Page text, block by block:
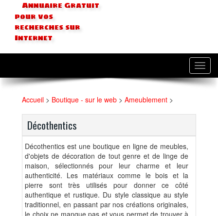
Annuaire Gratuit
pour vos
recherches sur
Internet
Accueil > Boutique - sur le web > Ameublement >
Décothentics
Décothentics est une boutique en ligne de meubles,
d'objets de décoration de tout genre et de linge de
maison, sélectionnés pour leur charme et leur
authenticité. Les matériaux comme le bois et la
pierre sont très utilisés pour donner ce côté
authentique et rustique. Du style classique au style
traditionnel, en passant par nos créations originales,